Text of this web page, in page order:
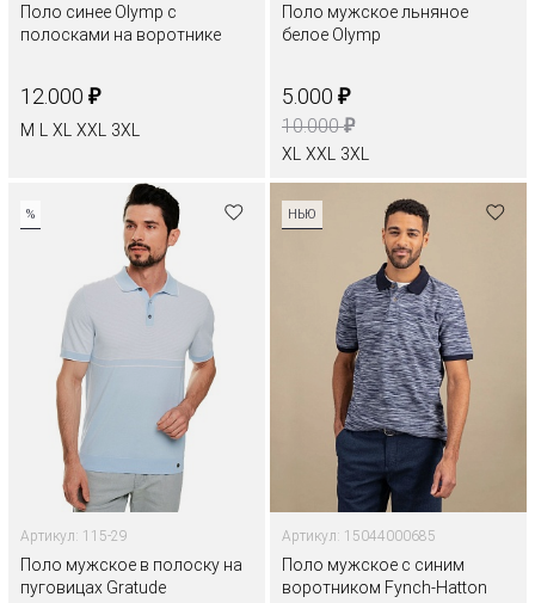
Поло синее Olymp с
полосками на воротнике
12.000 ₽
M L XL XXL 3XL
Поло мужское льняное
белое Olymp
5.000 ₽
10.000₽
XL XXL 3XL
%
Артикул: 115-29
Поло мужское в полоску на
пуговицах Gratude
НЬЮ
Артикул: 15044000685
Поло мужское с синим
воротником Fynch-Hatton